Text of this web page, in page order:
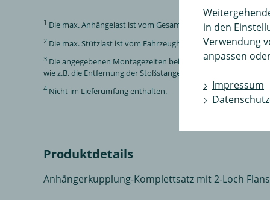
1 Die max. Anhängelast ist vom Gesamtgewicht des
2 Die max. Stützlast ist vom Fahrzeughersteller abhängig.
3 Die angegebenen Montagezeiten bei Anhängerkupplungen
wie z.B. die Entfernung der Stoßstange können von Fahrzeug
4 Nicht im Lieferumfang enthalten.
Produktdetails
Anhängerkupplung-Komplettsatz mit 2-Loch
in den
Verwendung
anpassen
Impressum